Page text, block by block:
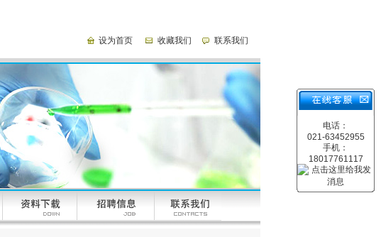
设为首页 收藏我们 联系我们
电话：
021-63452955
手机：
18017761117